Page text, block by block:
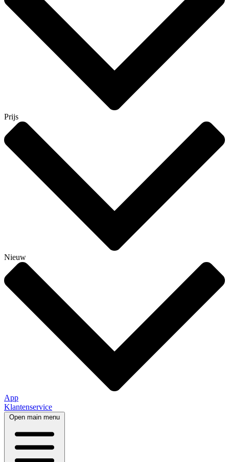
Prijs
Nieuw
App
Klantenservice
Open main menu